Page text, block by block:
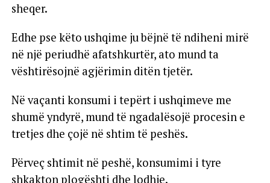
sheqer.
Edhe pse këto ushqime ju bëjnë të ndiheni mirë
në një periudhë afatshkurtër, ato mund ta
vështirësojnë agjërimin ditën tjetër.
Në vaçanti konsumi i tepërt i ushqimeve me
shumë yndyrë, mund të ngadalësojë procesin e
tretjes dhe çojë në shtim të peshës.
Përveç shtimit në peshë, konsumimi i tyre
shkakton plogështi dhe lodhje.